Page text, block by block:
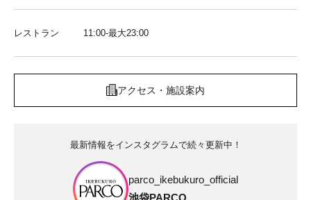
レストラン 11:00-最大23:00
アクセス・施設案内
最新情報をインスタグラムで続々更新中！
parco_ikebukuro_official
池袋PARCO